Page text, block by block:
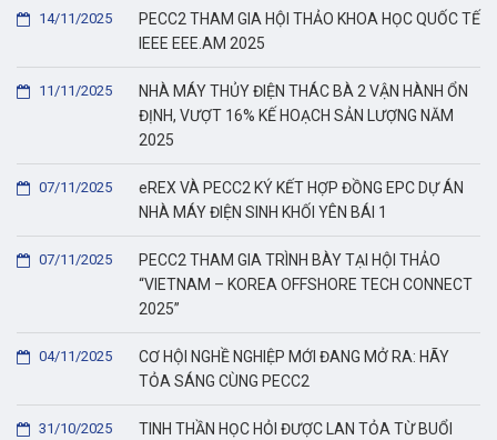
PECC2 THAM GIA HỘI THẢO KHOA HỌC QUỐC TẾ
IEEE EEE.AM 2025
14/11/2025
NHÀ MÁY THỦY ĐIỆN THÁC BÀ 2 VẬN HÀNH ỔN
ĐỊNH, VƯỢT 16% KẾ HOẠCH SẢN LƯỢNG NĂM
2025
11/11/2025
eREX VÀ PECC2 KÝ KẾT HỢP ĐỒNG EPC DỰ ÁN
NHÀ MÁY ĐIỆN SINH KHỐI YÊN BÁI 1
07/11/2025
PECC2 THAM GIA TRÌNH BÀY TẠI HỘI THẢO
“VIETNAM – KOREA OFFSHORE TECH CONNECT
2025”
07/11/2025
CƠ HỘI NGHỀ NGHIỆP MỚI ĐANG MỞ RA: HÃY
TỎA SÁNG CÙNG PECC2
04/11/2025
TINH THẦN HỌC HỎI ĐƯỢC LAN TỎA TỪ BUỔI
31/10/2025